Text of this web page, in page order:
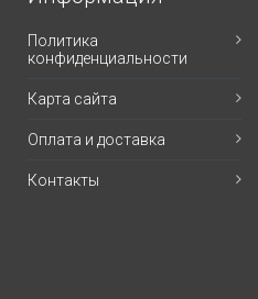
Политика
конфиденциальности
Карта сайта
Оплата и доставка
Контакты